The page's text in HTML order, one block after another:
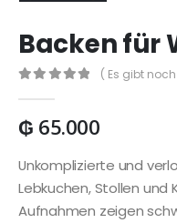
Backen für
( Es gibt
₲ 65.000
Unkomplizierte und
Lebkuchen, Stollen
Aufnahmen zeigen